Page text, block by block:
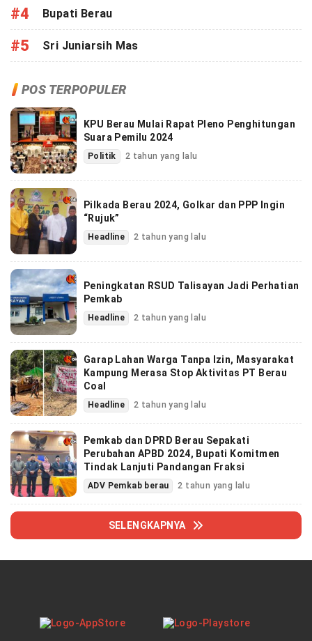
#4 Bupati Berau
#5 Sri Juniarsih Mas
POS TERPOPULER
KPU Berau Mulai Rapat Pleno Penghitungan
Suara Pemilu 2024
Politik 2 tahun yang lalu
Pilkada Berau 2024, Golkar dan PPP Ingin
“Rujuk”
Headline 2 tahun yang lalu
Peningkatan RSUD Talisayan Jadi Perhatian
Pemkab
Headline 2 tahun yang lalu
Garap Lahan Warga Tanpa Izin, Masyarakat
Kampung Merasa Stop Aktivitas PT Berau
Coal
Headline 2 tahun yang lalu
Pemkab dan DPRD Berau Sepakati
Perubahan APBD 2024, Bupati Komitmen
Tindak Lanjuti Pandangan Fraksi
ADV Pemkab berau 2 tahun yang lalu
SELENGKAPNYA